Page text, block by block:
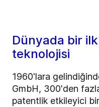
Dünyada bir
teknolojisi
1960'lara
GmbH, 300'den
patentlik etkileyici